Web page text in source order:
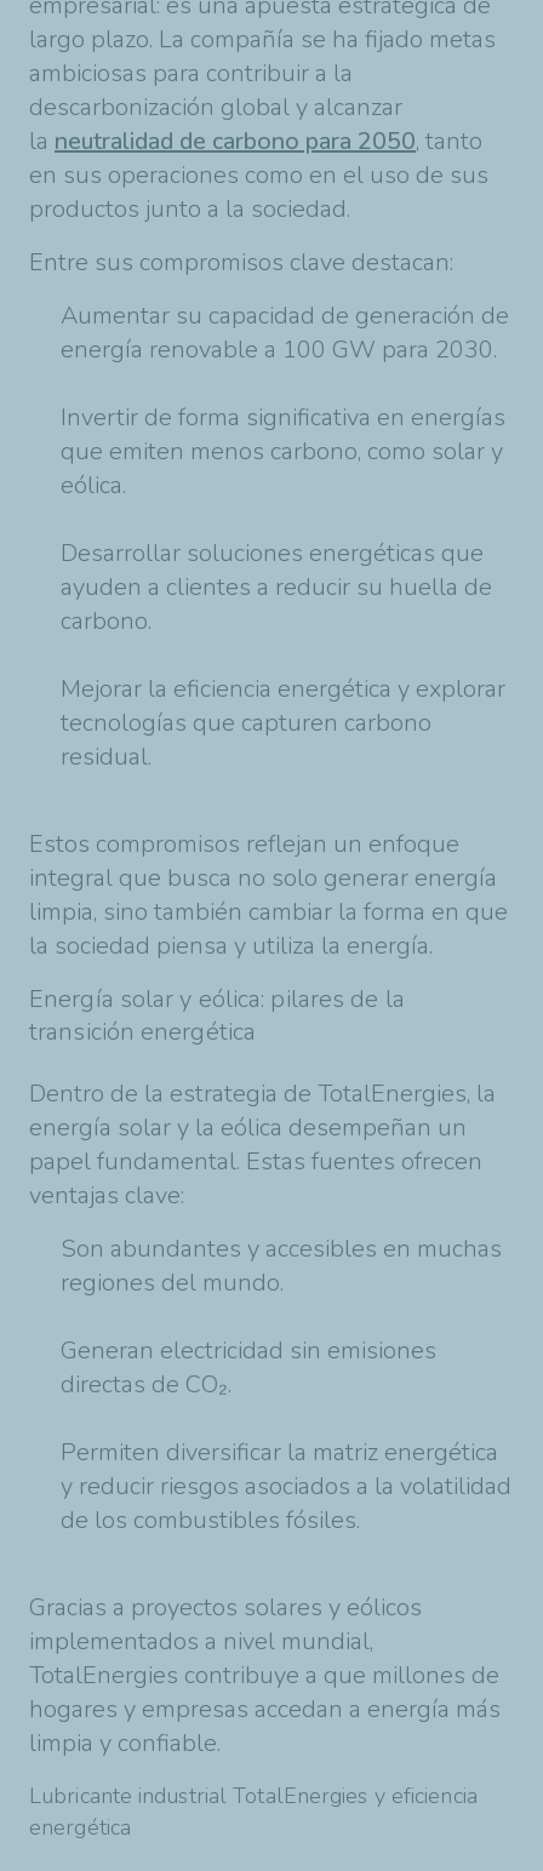
largo plazo. La compañía se ha fijado metas
ambiciosas para contribuir a la
descarbonización global y alcanzar
la neutralidad de carbono para 2050, tanto
en sus operaciones como en el uso de sus
productos junto a la sociedad.
Entre sus compromisos clave destacan:
Aumentar su capacidad de generación de
energía renovable a 100 GW para 2030.
Invertir de forma significativa en energías
que emiten menos carbono, como solar y
eólica.
Desarrollar soluciones energéticas que
ayuden a clientes a reducir su huella de
carbono.
Mejorar la eficiencia energética y explorar
tecnologías que capturen carbono
residual.
Estos compromisos reflejan un enfoque
integral que busca no solo generar energía
limpia, sino también cambiar la forma en que
la sociedad piensa y utiliza la energía.
Energía solar y eólica: pilares de la
transición energética
Dentro de la estrategia de TotalEnergies, la
energía solar y la eólica desempeñan un
papel fundamental. Estas fuentes ofrecen
ventajas clave:
Son abundantes y accesibles en muchas
regiones del mundo.
Generan electricidad sin emisiones
directas de CO₂.
Permiten diversificar la matriz energética
y reducir riesgos asociados a la volatilidad
de los combustibles fósiles.
Gracias a proyectos solares y eólicos
implementados a nivel mundial,
TotalEnergies contribuye a que millones de
hogares y empresas accedan a energía más
limpia y confiable.
Lubricante industrial TotalEnergies y eficiencia
energética